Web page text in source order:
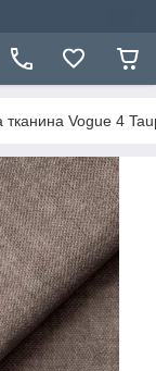
тканина Vogue 4